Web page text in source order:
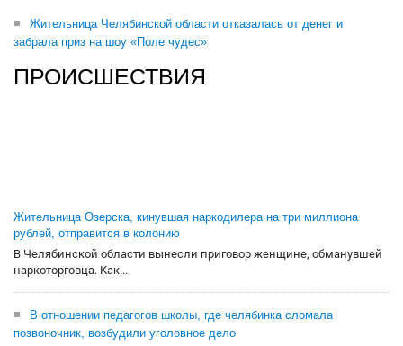
Жительница Челябинской области отказалась от денег и
забрала приз на шоу «Поле чудес»
ПРОИСШЕСТВИЯ
Жительница Озерска, кинувшая наркодилера на три миллиона
рублей, отправится в колонию
В Челябинской области вынесли приговор женщине, обманувшей
наркоторговца. Как...
В отношении педагогов школы, где челябинка сломала
позвоночник, возбудили уголовное дело